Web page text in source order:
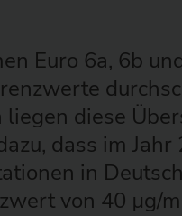
Euro 6a, 6b
diese
dass im
in
von 40 µg/